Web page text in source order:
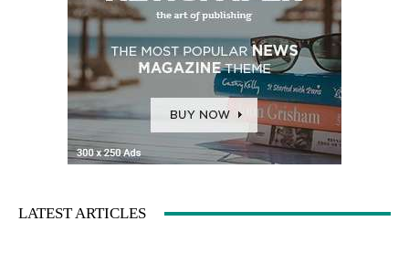
LATEST ARTICLES